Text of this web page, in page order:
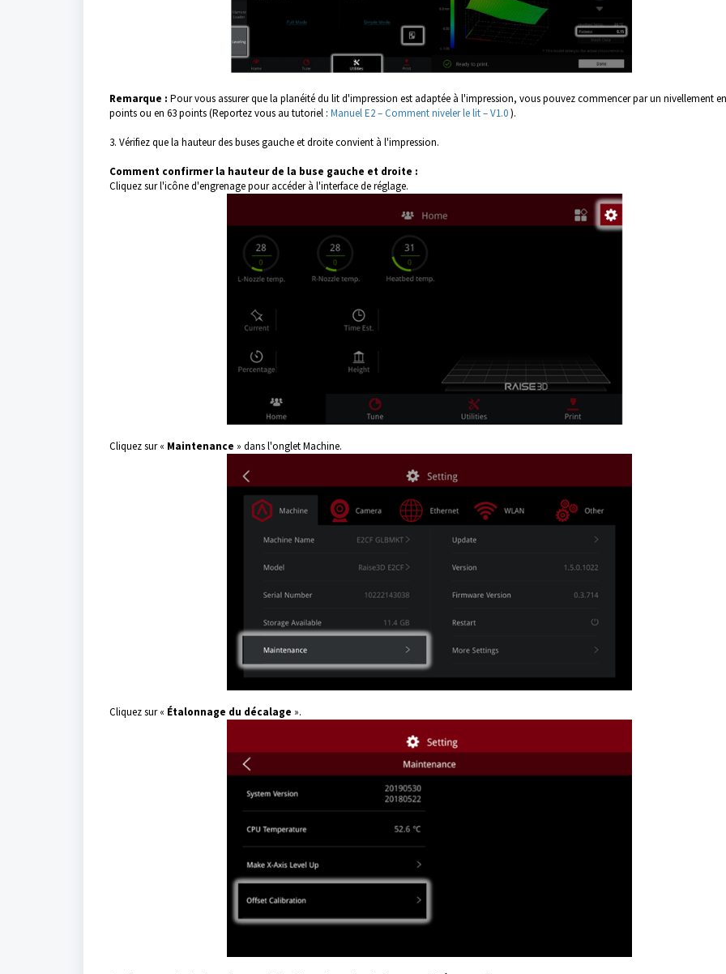
Remarque : Pour vous assurer que la planéité du lit d'impression est adaptée à l'impression, vous pouvez commencer par un nivellement
points ou en 63 points (Reportez vous au tutoriel : Manuel E2 – Comment niveler le lit – V1.0).
3. Vérifiez que la hauteur des buses gauche et droite convient à l'impression.
Comment confirmer la hauteur de la buse gauche et droite :
Cliquez sur l'icône d'engrenage pour accéder à l'interface de réglage.
Cliquez sur « Maintenance » dans l'onglet Machine.
Cliquez sur « Étalonnage du décalage ».